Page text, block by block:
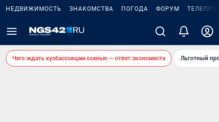
НЕДВИЖИМОСТЬ ЗНАКОМСТВА ПОГОДА ФОРУМ
Чего ждать кузбассовцам осенью — ответ экономиста Льготный